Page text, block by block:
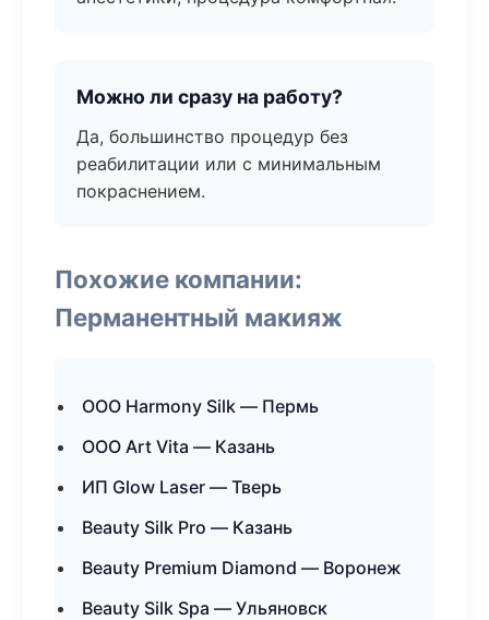
Можно ли сразу на работу?
Да, большинство процедур без
реабилитации или с минимальным
покраснением.
Похожие компании:
Перманентный макияж
ООО Harmony Silk — Пермь
ООО Art Vita — Казань
ИП Glow Laser — Тверь
Beauty Silk Pro — Казань
Beauty Premium Diamond — Воронеж
Beauty Silk Spa — Ульяновск